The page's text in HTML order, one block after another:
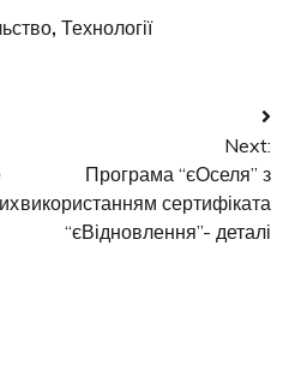
, Технології
Next:
Програма “єОселя” з
використанням сертифіката
“єВідновлення”- деталі